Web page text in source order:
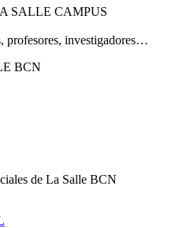
SALLE CAMPUS
profesores, investigadores…
BCN
de La Salle BCN